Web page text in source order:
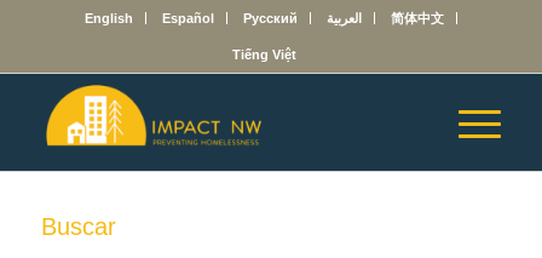
English Español Русский العربية 简体中文
Tiếng Việt
Buscar